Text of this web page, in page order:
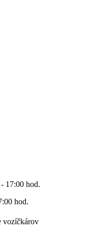
17:00 hod.
hod.
vozíčkárov